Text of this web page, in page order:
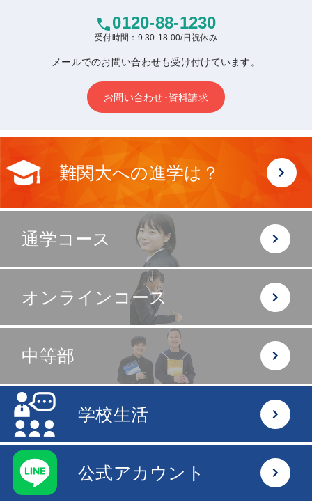
phone0120-88-1230
受付時間：9:30-18:00/日祝休み
メールでのお問い合わせも受け付けています。
お問い合わせ･資料請求
難関大への進学は？
通学コース
オンラインコース
中等部
学校生活
公式アカウント